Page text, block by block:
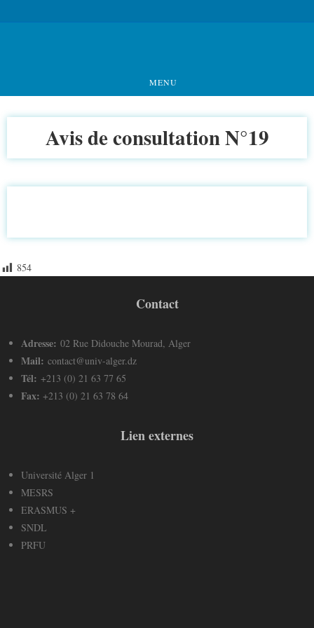
MENU
Avis de consultation N°19
854
Contact
Adresse: 02 Rue Didouche Mourad, Alger
Mail: contact@univ-alger.dz
Tél: +213 (0) 21 63 77 65
Fax: +213 (0) 21 63 78 64
Lien externes
Université Alger 1
MESRS
ERASMUS +
SNDL
PRFU